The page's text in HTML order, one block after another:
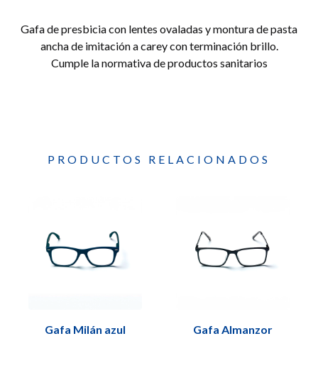
Gafa de presbicia con lentes ovaladas y montura de pasta
ancha de imitación a carey con terminación brillo.
Cumple la normativa de productos sanitarios
PRODUCTOS RELACIONADOS
Gafa Milán azul Gafa Almanzor